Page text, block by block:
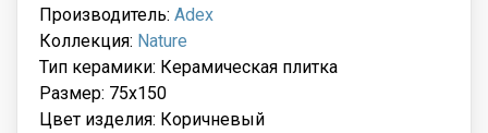
Производитель: Adex
Коллекция: Nature
Тип керамики: Керамическая плитка
Размер: 75x150
Цвет изделия: Коричневый